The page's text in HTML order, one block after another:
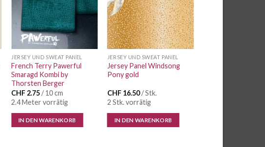
JERSEY UND SWEAT PANEL
French Terry Pawerful
Smaragd Kombi by
Thorsten Berger
CHF 2.75/ 10 cm
2.4 Meter vorrätig
IN DEN WARENKORB
JERSEY UND SWEAT PANEL
Jersey Panel Windsong
Pony gold
CHF16.50/ Stk.
2 Stk. vorrätig
IN DEN WARENKORB